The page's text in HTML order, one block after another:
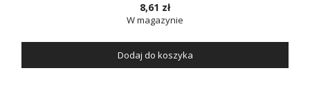
8,61 zł
W magazynie
Dodaj do koszyka